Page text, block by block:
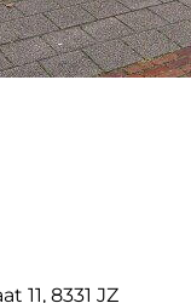
11, 8331 JZ